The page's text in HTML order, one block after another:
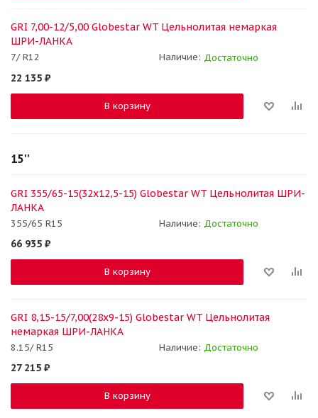
GRI 7,00-12/5,00 Globestar WT Цельнолитая немаркая
ШРИ-ЛАНКА
7/ R12 Наличие: Достаточно
22 135 ₽
В корзину
15''
GRI 355/65-15(32x12,5-15) Globestar WT Цельнолитая ШРИ-
ЛАНКА
355/65 R15 Наличие: Достаточно
66 935 ₽
В корзину
GRI 8,15-15/7,00(28x9-15) Globestar WT Цельнолитая
немаркая ШРИ-ЛАНКА
8.15/ R15 Наличие: Достаточно
27 215 ₽
В корзину